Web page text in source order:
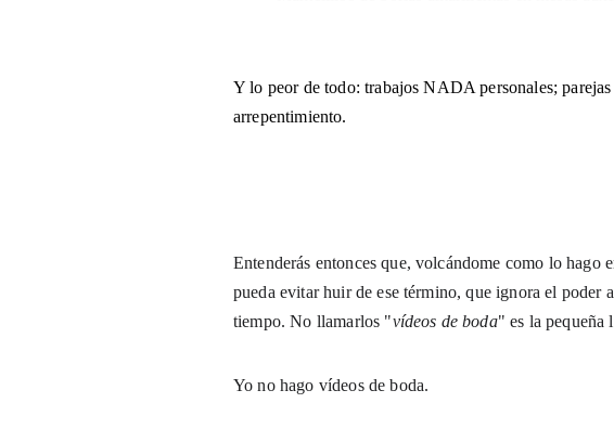
Y lo peor de todo: trabajos NADA personales;
arrepentimiento.
Entenderás entonces que, volcándome como lo hago
pueda evitar huir de ese término, que ignora el poder
tiempo. No llamarlos "vídeos de boda" es la pequeña
Yo no hago vídeos de boda.